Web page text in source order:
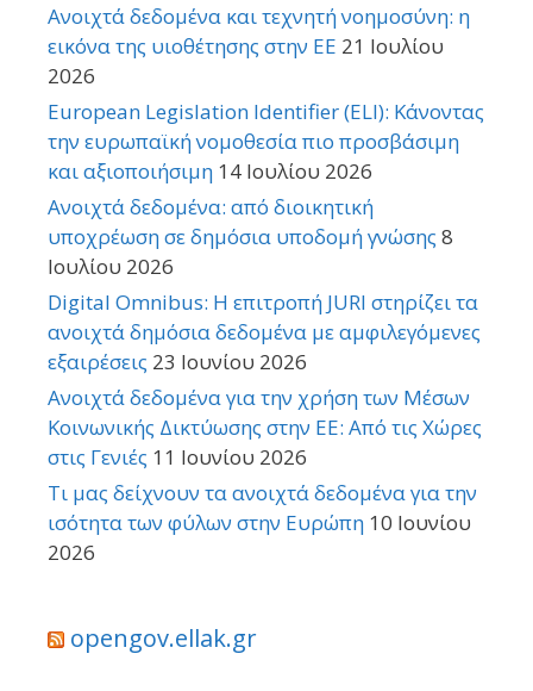
Ανοιχτά δεδομένα και τεχνητή νοημοσύνη: η
εικόνα της υιοθέτησης στην ΕΕ 21 Ιουλίου
2026
European Legislation Identifier (ELI): Κάνοντας
την ευρωπαϊκή νομοθεσία πιο προσβάσιμη
και αξιοποιήσιμη 14 Ιουλίου 2026
Ανοιχτά δεδομένα: από διοικητική
υποχρέωση σε δημόσια υποδομή γνώσης 8
Ιουλίου 2026
Digital Omnibus: Η επιτροπή JURI στηρίζει τα
ανοιχτά δημόσια δεδομένα με αμφιλεγόμενες
εξαιρέσεις 23 Ιουνίου 2026
Ανοιχτά δεδομένα για την χρήση των Μέσων
Κοινωνικής Δικτύωσης στην ΕΕ: Από τις Χώρες
στις Γενιές 11 Ιουνίου 2026
Τι μας δείχνουν τα ανοιχτά δεδομένα για την
ισότητα των φύλων στην Ευρώπη 10 Ιουνίου
2026
opengov.ellak.gr